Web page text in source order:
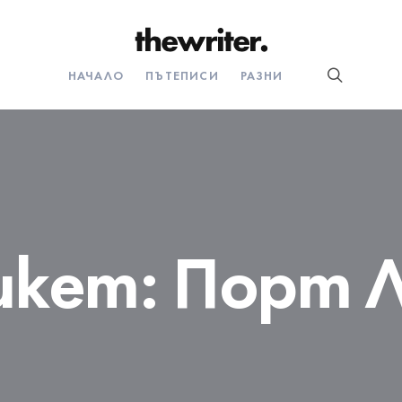
НАЧАЛО ПЪТЕПИСИ РАЗНИ
Порт